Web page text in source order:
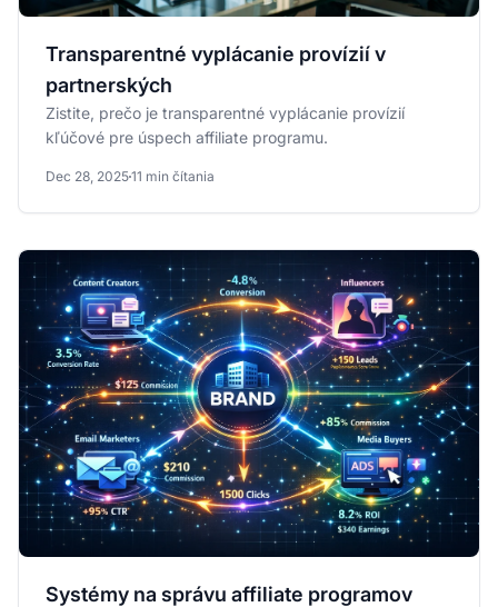
Transparentné vyplácanie provízií v
partnerských
Zistite, prečo je transparentné vyplácanie provízií
kľúčové pre úspech affiliate programu.
Dec 28, 202511 min čítania
Systémy na správu affiliate programov